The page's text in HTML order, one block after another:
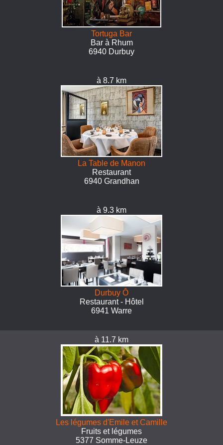
Tortuga Bar
Bar à Rhum
6940 Durbuy
à 8.7 km
La Table de Manon
Restaurant
6940 Grandhan
à 9.3 km
Durbuy Ô
Restaurant - Hôtel
6941 Warre
à 11.7 km
Les légumes d'Emile et Camille
Fruits et légumes
5377 Somme-Leuze